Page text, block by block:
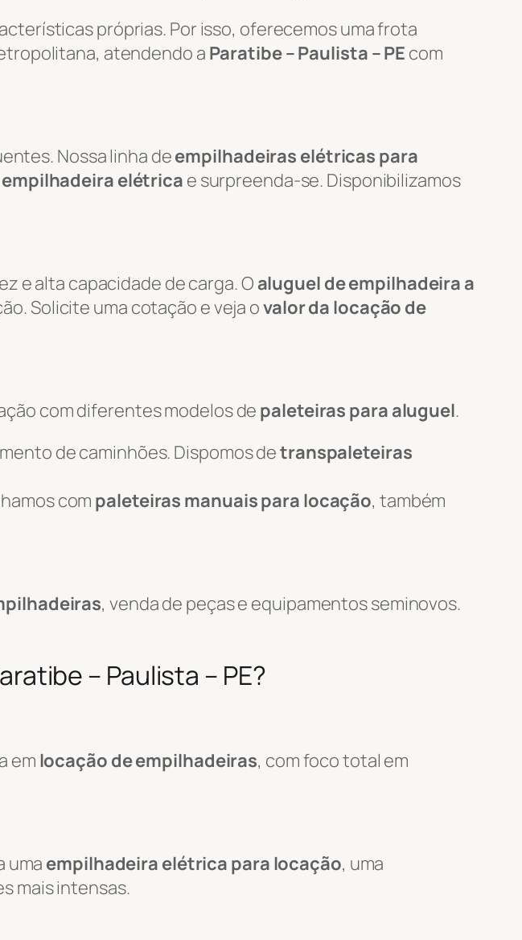
próprias. Por isso, oferecemos uma frota
atendendo a Paratibe – Paulista – PE com
Nossa linha deempilhadeiras elétricas para
elétricae surpreenda-se. Disponibilizamos
e alta capacidade de carga. O aluguel de empilhadeira a
Solicite uma cotação e veja ovalor da locação de
com diferentes modelos de paleteiras para aluguel.
de caminhões. Dispomos detranspaleteiras
compaleteiras manuais para locação, também
, venda de peças e equipamentos seminovos.
– Paulista – PE?
em locação de empilhadeiras, com foco total em
uma empilhadeira elétrica para locação, uma
mais intensas.